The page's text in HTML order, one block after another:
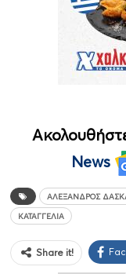
News
ΑΛΈΞΑΝΔΡΟΣ
ΚΑΤΑΓΓΕΛΊΑ
Share it!